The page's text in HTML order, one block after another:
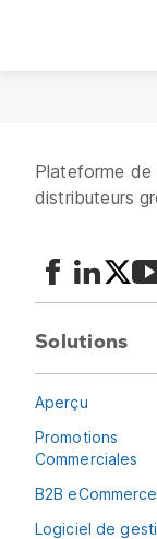
Plateforme de
distributeurs
Solutions
Aperçu
Promotions
Commerciales
B2B eCommerce
Logiciel de